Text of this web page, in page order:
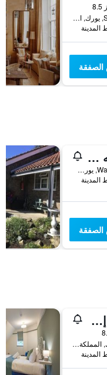
15 St Peter's Grove, يورك, المملكة المتحدة
واي إتش إيه يورك - هوستل
42 Water End, Clifton, يورك, المملكة المتحدة
هوليداي إن إكسبرس يوي ركبيباي آيتش جي
Malton Road, يورك, المملكة المتحدة